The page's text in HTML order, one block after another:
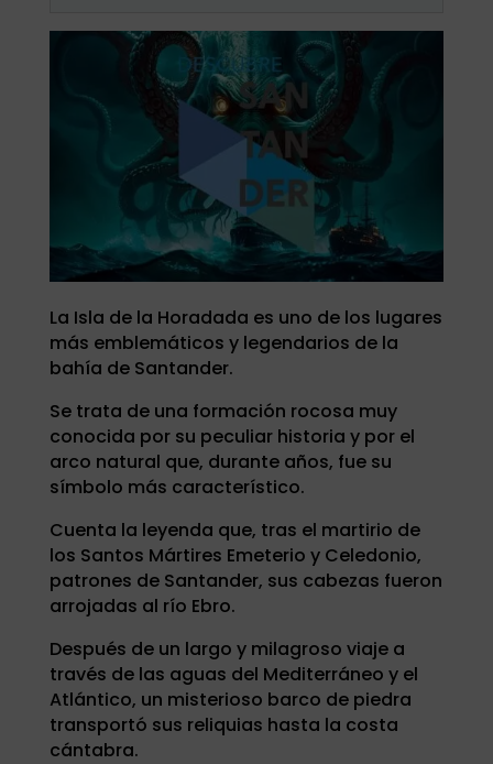
La Isla de la Horadada es uno de los lugares
más emblemáticos y legendarios de la
bahía de Santander.
Se trata de una formación rocosa muy
conocida por su peculiar historia y por el
arco natural que, durante años, fue su
símbolo más característico.
Cuenta la leyenda que, tras el martirio de
los Santos Mártires Emeterio y Celedonio,
patrones de Santander, sus cabezas fueron
arrojadas al río Ebro.
Después de un largo y milagroso viaje a
través de las aguas del Mediterráneo y el
Atlántico, un misterioso barco de piedra
transportó sus reliquias hasta la costa
cántabra.